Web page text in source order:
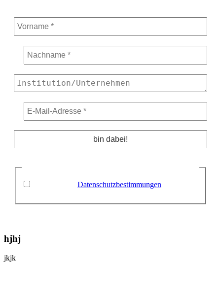
Datenschutzbestimmungen
hjhj
jkjk